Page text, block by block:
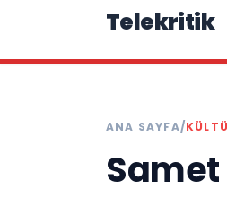
Telekritik
ANA SAYFA/